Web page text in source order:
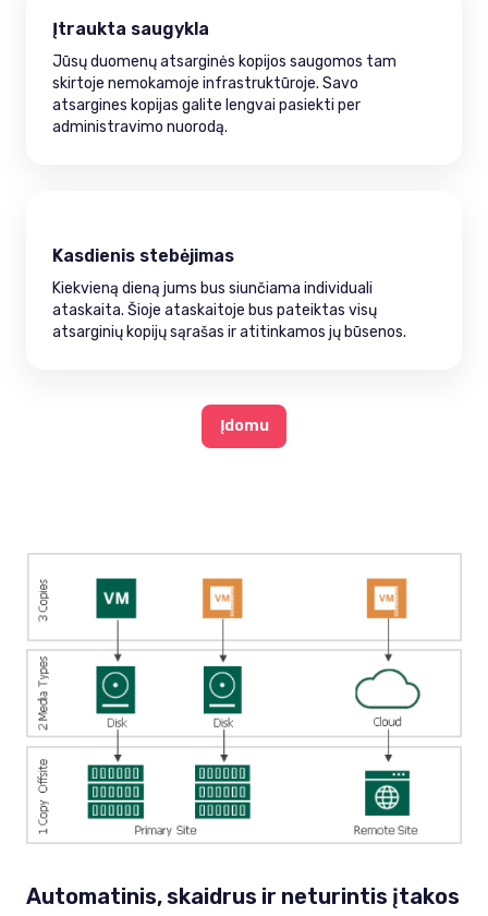
Įtraukta saugykla
Jūsų duomenų atsarginės kopijos saugomos tam
skirtoje nemokamoje infrastruktūroje. Savo
atsargines kopijas galite lengvai pasiekti per
administravimo nuorodą.
Kasdienis stebėjimas
Kiekvieną dieną jums bus siunčiama individuali
ataskaita. Šioje ataskaitoje bus pateiktas visų
atsarginių kopijų sąrašas ir atitinkamos jų būsenos.
Įdomu
Automatinis, skaidrus ir neturintis įtakos